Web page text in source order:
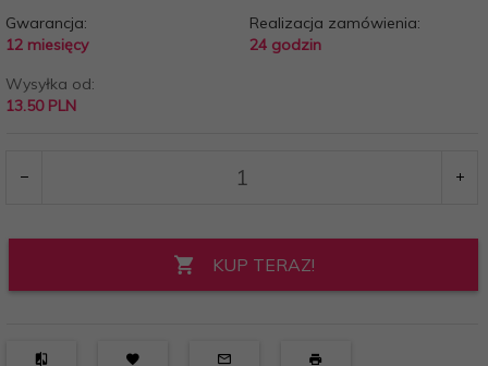
Gwarancja:
12 miesięcy
Realizacja zamówienia:
24 godzin
Wysyłka od:
13.50 PLN
KUP TERAZ!